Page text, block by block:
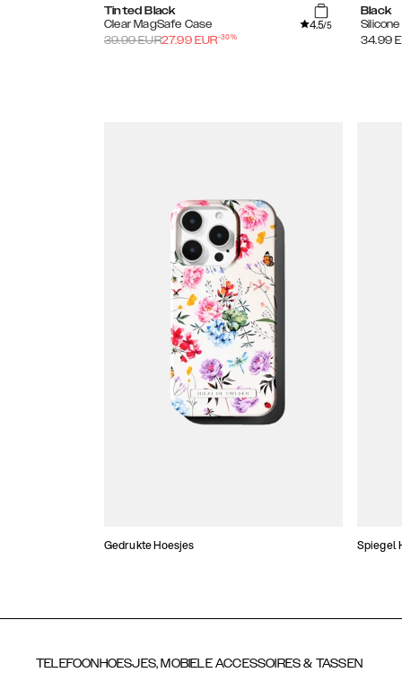
Tinted Black
Clear MagSafe Case
4.5/5
39.99EUR27.99 EUR-30%
Black
34.99
Gedrukte Hoesjes Spiegel
TELEFOONHOESJES, MOBIELE ACCESSOIRES & TASSEN